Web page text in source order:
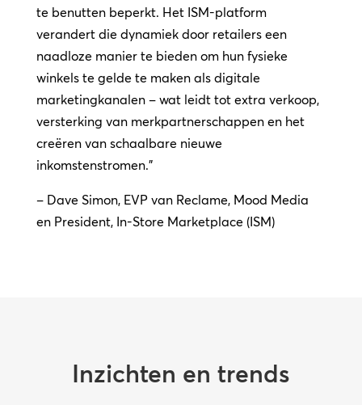
te benutten beperkt. Het ISM-platform
verandert die dynamiek door retailers een
naadloze manier te bieden om hun fysieke
winkels te gelde te maken als digitale
marketingkanalen – wat leidt tot extra verkoop,
versterking van merkpartnerschappen en het
creëren van schaalbare nieuwe
inkomstenstromen.”
– Dave Simon, EVP van Reclame, Mood Media
en President, In-Store Marketplace (ISM)
Inzichten en trends